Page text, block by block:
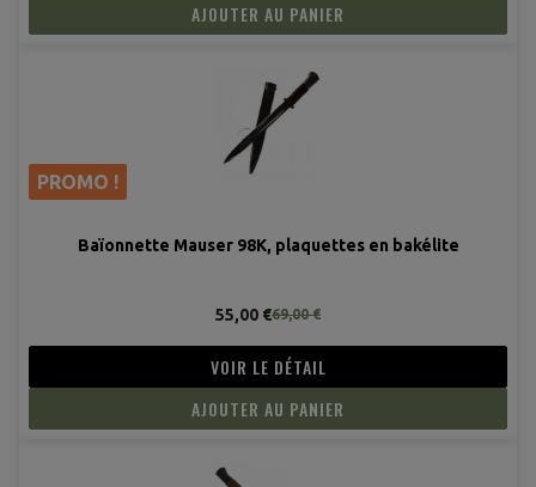
AJOUTER AU PANIER
PROMO !
Baïonnette Mauser 98K, plaquettes en bakélite
55,00 €69,00 €
VOIR LE DÉTAIL
AJOUTER AU PANIER